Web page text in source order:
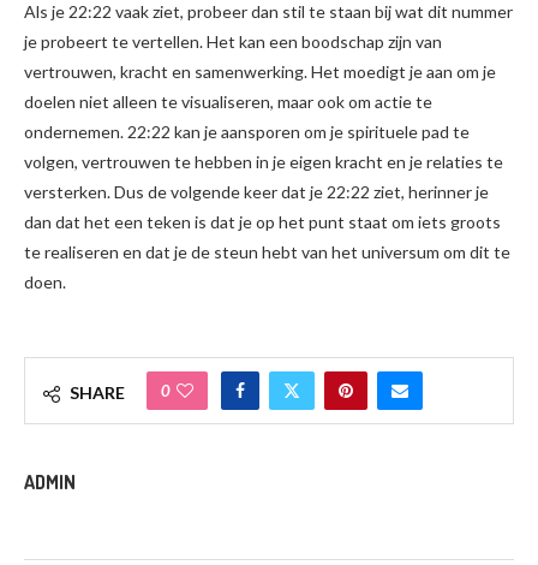
Als je 22:22 vaak ziet, probeer dan stil te staan bij wat dit nummer
je probeert te vertellen. Het kan een boodschap zijn van
vertrouwen, kracht en samenwerking. Het moedigt je aan om je
doelen niet alleen te visualiseren, maar ook om actie te
ondernemen. 22:22 kan je aansporen om je spirituele pad te
volgen, vertrouwen te hebben in je eigen kracht en je relaties te
versterken. Dus de volgende keer dat je 22:22 ziet, herinner je
dan dat het een teken is dat je op het punt staat om iets groots
te realiseren en dat je de steun hebt van het universum om dit te
doen.
SHARE 0
ADMIN